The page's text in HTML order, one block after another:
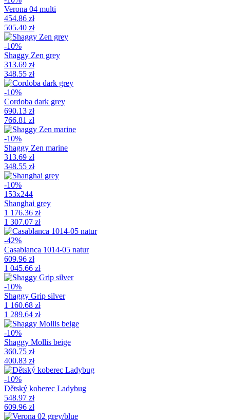
Verona 04 multi
454.86 zł
505.40 zł
-10%
Shaggy Zen grey
313.69 zł
348.55 zł
-10%
Cordoba dark grey
690.13 zł
766.81 zł
-10%
Shaggy Zen marine
313.69 zł
348.55 zł
-10%
153x244
Shanghai grey
1 176.36 zł
1 307.07 zł
-42%
Casablanca 1014-05 natur
609.96 zł
1 045.66 zł
-10%
Shaggy Grip silver
1 160.68 zł
1 289.64 zł
-10%
Shaggy Mollis beige
360.75 zł
400.83 zł
-10%
Dětský koberec Ladybug
548.97 zł
609.96 zł